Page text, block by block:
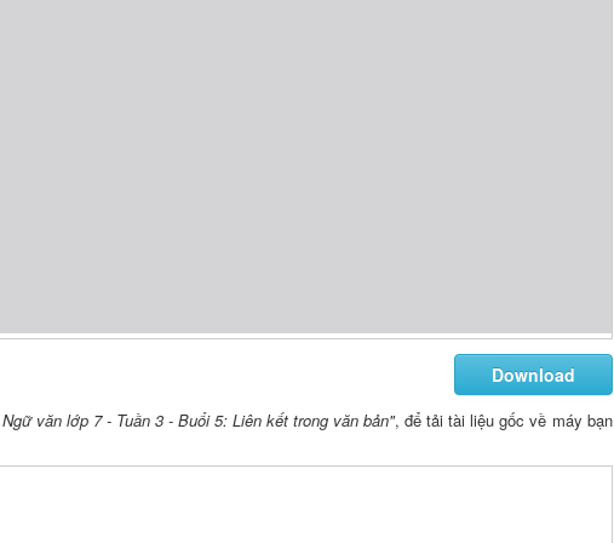
Download
văn lớp 7 - Tuần 3 - Buổi 5: Liên kết trong văn bản", để tải tài liệu gốc về máy bạn